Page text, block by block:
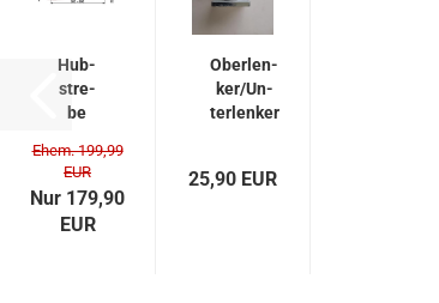
Hub­
stre­
be
80er
lang
Ehem. 199,99
EUR
Nur 179,90
EUR
Ober­len­
ker/Un­
ter­len­ker
mm für
25,90 EUR